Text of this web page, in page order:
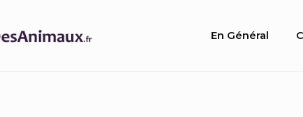
Site
En Général